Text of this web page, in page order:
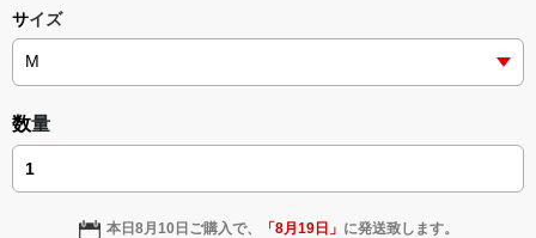
サイズ
数量
本日8月10日 ご購入で、 「8月19日 」 に発送致します。